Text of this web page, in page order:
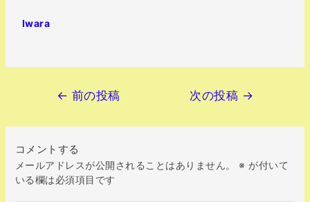
Iwara
← 前の投稿 次の投稿 →
コメントする
メールアドレスが公開されることはありません。 ※ が付いて
いる欄は必須項目です